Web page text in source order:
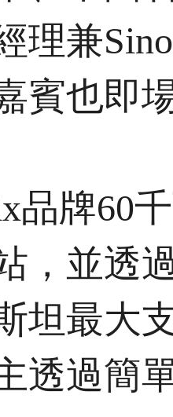
理兼
賓也即
品牌60
，並透
坦最大
透過簡